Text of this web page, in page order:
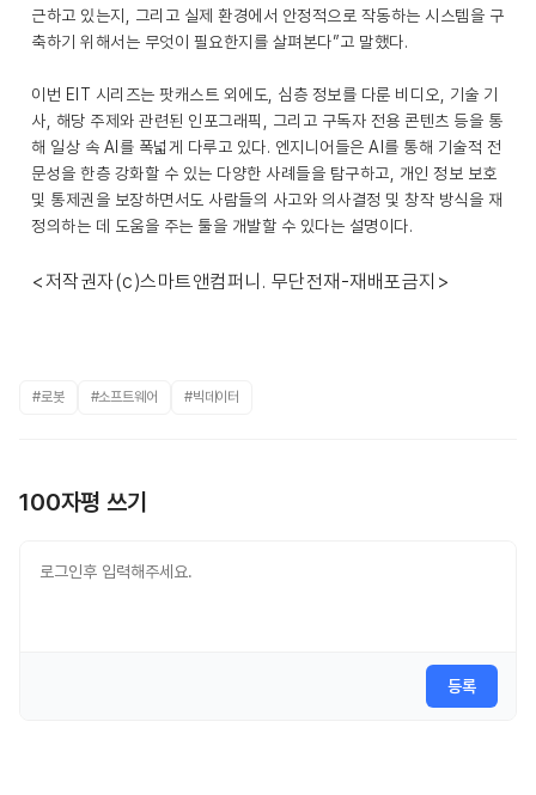
근하고 있는지, 그리고 실제 환경에서 안정적으로 작동하는 시스템을 구
축하기 위해서는 무엇이 필요한지를 살펴본다”고 말했다.
이번 EIT 시리즈는 팟캐스트 외에도, 심층 정보를 다룬 비디오, 기술 기
사, 해당 주제와 관련된 인포그래픽, 그리고 구독자 전용 콘텐츠 등을 통
해 일상 속 AI를 폭넓게 다루고 있다. 엔지니어들은 AI를 통해 기술적 전
문성을 한층 강화할 수 있는 다양한 사례들을 탐구하고, 개인 정보 보호
및 통제권을 보장하면서도 사람들의 사고와 의사결정 및 창작 방식을 재
정의하는 데 도움을 주는 툴을 개발할 수 있다는 설명이다.
<저작권자(c)스마트앤컴퍼니. 무단전재-재배포금지>
#로봇 #소프트웨어 #빅데이터
100자평 쓰기
등록